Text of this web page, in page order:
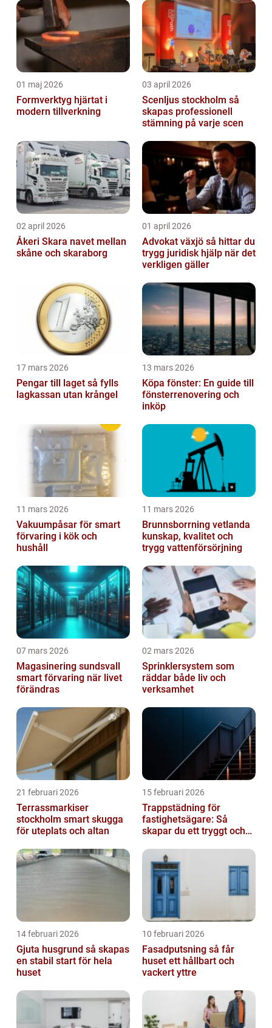
01 maj 2026
Formverktyg hjärtat i
modern tillverkning
03 april 2026
Scenljus stockholm så
skapas professionell
stämning på varje scen
02 april 2026
Åkeri Skara navet mellan
skåne och skaraborg
01 april 2026
Advokat växjö så hittar du
trygg juridisk hjälp när det
verkligen gäller
17 mars 2026
Pengar till laget så fylls
lagkassan utan krångel
13 mars 2026
Köpa fönster: En guide till
fönsterrenovering och
inköp
11 mars 2026
Vakuumpåsar för smart
förvaring i kök och
hushåll
11 mars 2026
Brunnsborrning vetlanda
kunskap, kvalitet och
trygg vattenförsörjning
07 mars 2026
Magasinering sundsvall
smart förvaring när livet
förändras
02 mars 2026
Sprinklersystem som
räddar både liv och
verksamhet
21 februari 2026
Terrassmarkiser
stockholm smart skugga
för uteplats och altan
15 februari 2026
Trappstädning för
fastighetsägare: Så
skapar du ett tryggt och
Stockholm
14 februari 2026
Gjuta husgrund så skapas
en stabil start för hela
huset
10 februari 2026
Fasadputsning så får
huset ett hållbart och
vackert yttre